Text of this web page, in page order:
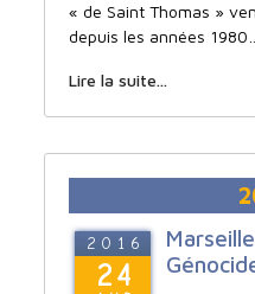
« de Saint Thomas »
depuis les années 1980…
Lire la suite...
2016
24